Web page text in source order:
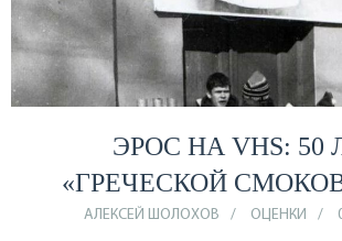
ЭРОС НА VHS: 50
«ГРЕЧЕСКОЙ
АЛЕКСЕЙ ШОЛОХОВ ОЦЕНКИ